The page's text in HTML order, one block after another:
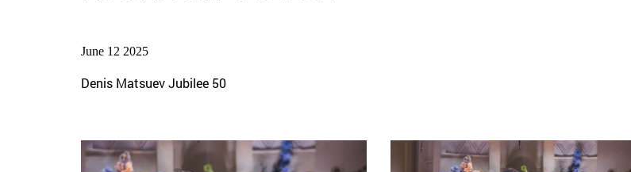
June 12 2025
Denis Matsuev Jubilee 50